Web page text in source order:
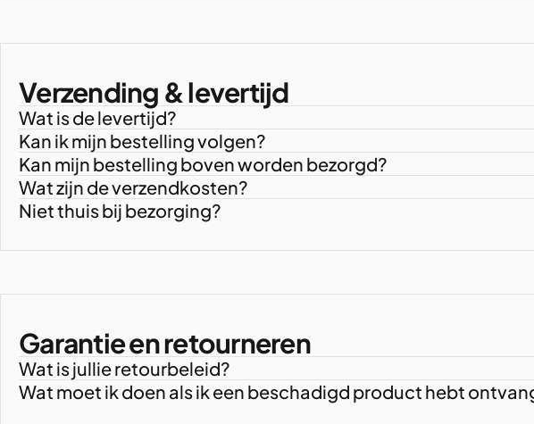
Verzending & levertijd
Wat is de levertijd?
Kan ik mijn bestelling volgen?
Kan mijn bestelling boven worden bezorgd?
Wat zijn de verzendkosten?
Niet thuis bij bezorging?
Garantie en retourneren
Wat is jullie retourbeleid?
Wat moet ik doen als ik een beschadigd product hebt